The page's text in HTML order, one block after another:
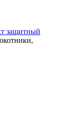
защитный